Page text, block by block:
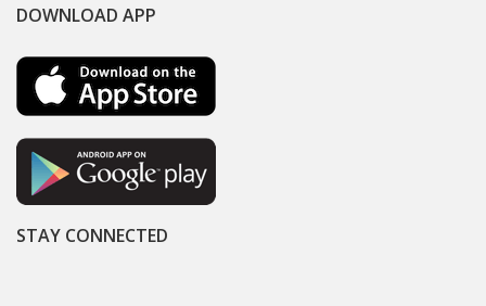
DOWNLOAD APP
STAY CONNECTED